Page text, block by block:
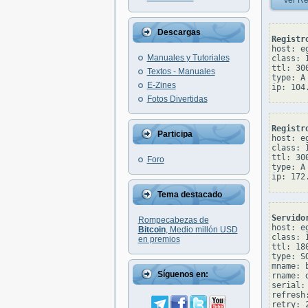
Descargas
Manuales y Tutoriales
Textos - Manuales
E-Zines
Fotos Divertidas
Participa
Foro
Tema destacado
Rompecabezas de
Bitcoin, Medio millón USD
en premios
Síguenos en:
host:
class:
ttl:
type: A
host:
class:
ttl:
type: A
host:
class:
ttl:
type:
rname:
serial:
retry: